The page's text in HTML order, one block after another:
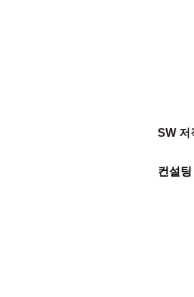
SW 저
컨설팅